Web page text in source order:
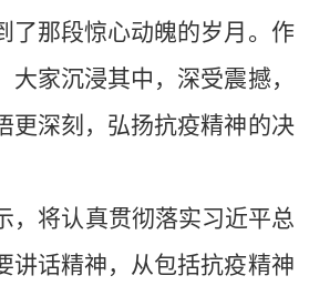
了那段惊心动魄的岁月 。 作
大家沉浸其中，深受震撼，
更深刻，弘扬抗疫精神的决
，将认真贯彻落实习近平总
讲话精神，从包括抗疫精神